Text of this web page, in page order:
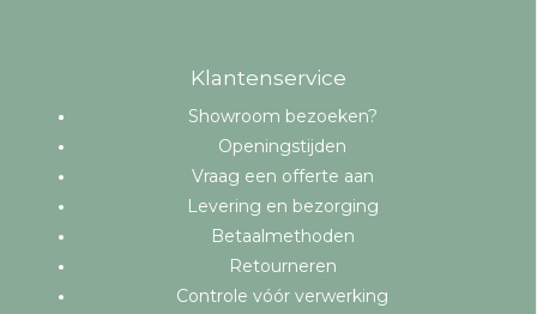
Klantenservice
Showroom bezoeken?
Openingstijden
Vraag een offerte aan
Levering en bezorging
Betaalmethoden
Retourneren
Controle vóór verwerking